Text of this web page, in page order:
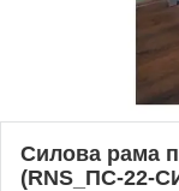
Силова рама
(RNS_ПС-22-